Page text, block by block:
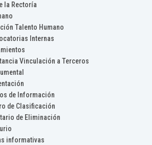
la Rectoría
Talento Humano
Internas
Vinculación a Terceros
de Información
de Clasificación
de Eliminación
informativas